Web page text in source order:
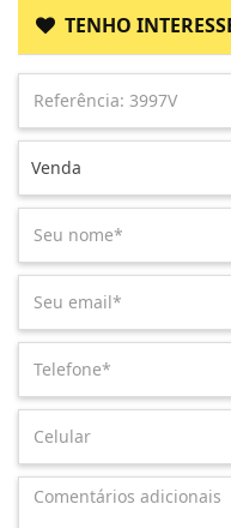
TENHO
Venda